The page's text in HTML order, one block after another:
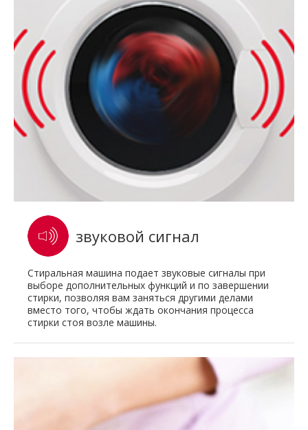
звуковой сигнал
Стиральная машина подает звуковые сигналы при
выборе дополнительных функций и по завершении
стирки, позволяя вам заняться другими делами
вместо того, чтобы ждать окончания процесса
стирки стоя возле машины.